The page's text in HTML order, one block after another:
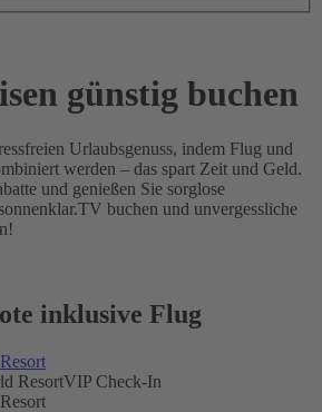
günstig buchen
Urlaubsgenuss, indem Flug und
werden – das spart Zeit und Geld.
und genießen Sie sorglose
buchen und unvergessliche
inklusive Flug
VIP Check-In